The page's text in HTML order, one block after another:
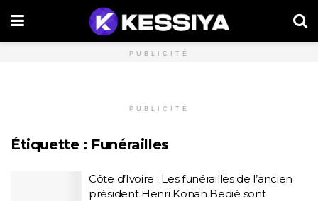
PUBLICITÉ
PUBLICITÉ
Étiquette : Funérailles
Côte d’Ivoire : Les funérailles de l’ancien
président Henri Konan Bedié sont